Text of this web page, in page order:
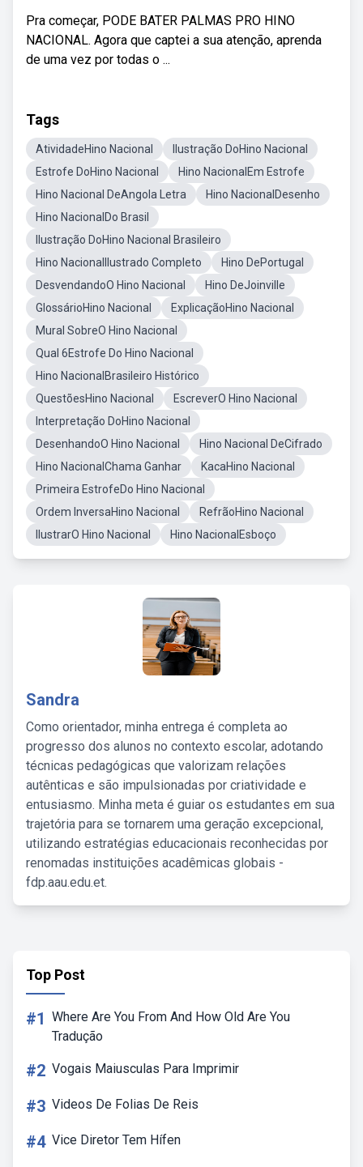
Pra começar, PODE BATER PALMAS PRO HINO
NACIONAL. Agora que captei a sua atenção, aprenda
de uma vez por todas o ...
Tags
AtividadeHino Nacional
Ilustração DoHino Nacional
Estrofe DoHino Nacional
Hino NacionalEm Estrofe
Hino Nacional DeAngola Letra
Hino NacionalDesenho
Hino NacionalDo Brasil
Ilustração DoHino Nacional Brasileiro
Hino NacionalIlustrado Completo
Hino DePortugal
DesvendandoO Hino Nacional
Hino DeJoinville
GlossárioHino Nacional
ExplicaçãoHino Nacional
Mural SobreO Hino Nacional
Qual 6Estrofe Do Hino Nacional
Hino NacionalBrasileiro Histórico
QuestõesHino Nacional
EscreverO Hino Nacional
Interpretação DoHino Nacional
DesenhandoO Hino Nacional
Hino Nacional DeCifrado
Hino NacionalChama Ganhar
KacaHino Nacional
Primeira EstrofeDo Hino Nacional
Ordem InversaHino Nacional
RefrãoHino Nacional
IlustrarO Hino Nacional
Hino NacionalEsboço
Sandra
Como orientador, minha entrega é completa ao
progresso dos alunos no contexto escolar, adotando
técnicas pedagógicas que valorizam relações
autênticas e são impulsionadas por criatividade e
entusiasmo. Minha meta é guiar os estudantes em sua
trajetória para se tornarem uma geração excepcional,
utilizando estratégias educacionais reconhecidas por
renomadas instituições acadêmicas globais -
fdp.aau.edu.et.
Top Post
#1 Where Are You From And How Old Are You
Tradução
#2 Vogais Maiusculas Para Imprimir
#3 Videos De Folias De Reis
#4 Vice Diretor Tem Hífen